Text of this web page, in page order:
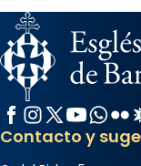
Facebook
Instagram
X / Twitter
YouTube
Contacto y